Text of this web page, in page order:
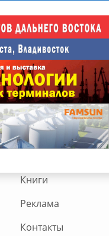
Книги
Реклама
Контакты